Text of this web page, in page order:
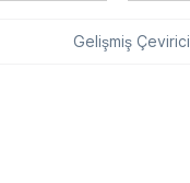
Gelişmiş Çevirici